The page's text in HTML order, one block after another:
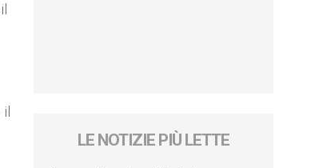
LE NOTIZIE PIÙ LETTE